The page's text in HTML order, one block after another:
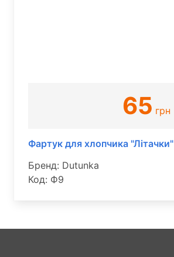
65 грн
Фартук для хлопчика "Літачки"
Бренд: Dutunka
Код: Ф9